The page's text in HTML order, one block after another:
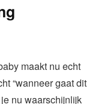
maakt nu echt
“wanneer gaat dit
nu waarschijnlijk